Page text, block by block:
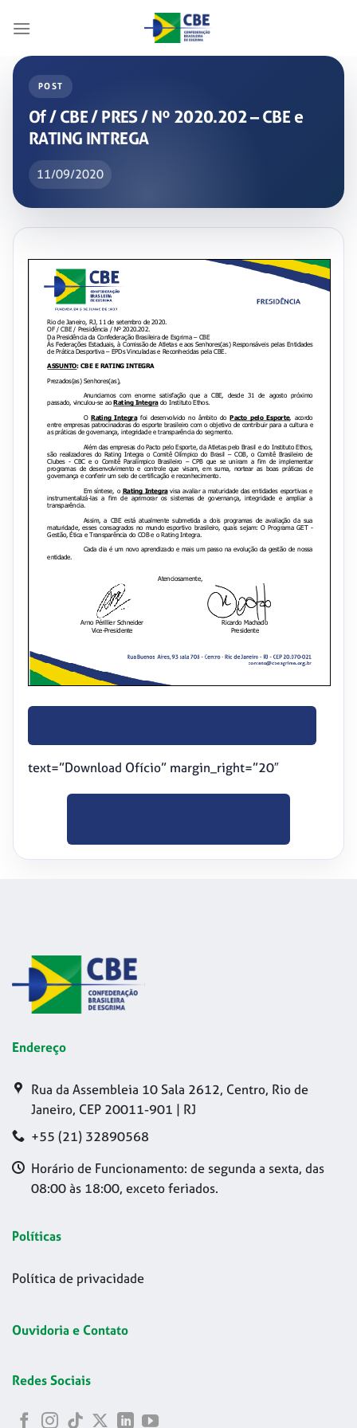
POST
Of / CBE / PRES / Nº 2020.202 – CBE e
RATING INTREGA
11/09/2020
text=”Download Ofício” margin_right=”20″
Endereço
Rua da Assembleia 10 Sala 2612, Centro, Rio de
Janeiro, CEP 20011-901 | RJ
+55 (21) 32890568
Horário de Funcionamento: de segunda a sexta, das
08:00 às 18:00, exceto feriados.
Políticas
Política de privacidade
Ouvidoria e Contato
Redes Sociais